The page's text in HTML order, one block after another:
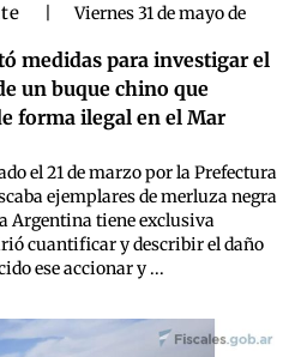
Viernes 31 de mayo de
medidas para investigar el
un buque chino que
forma ilegal en el Mar
el 21 de marzo por la Prefectura
ejemplares de merluza negra
Argentina tiene exclusiva
cuantificar y describir el daño
ese accionar y ...